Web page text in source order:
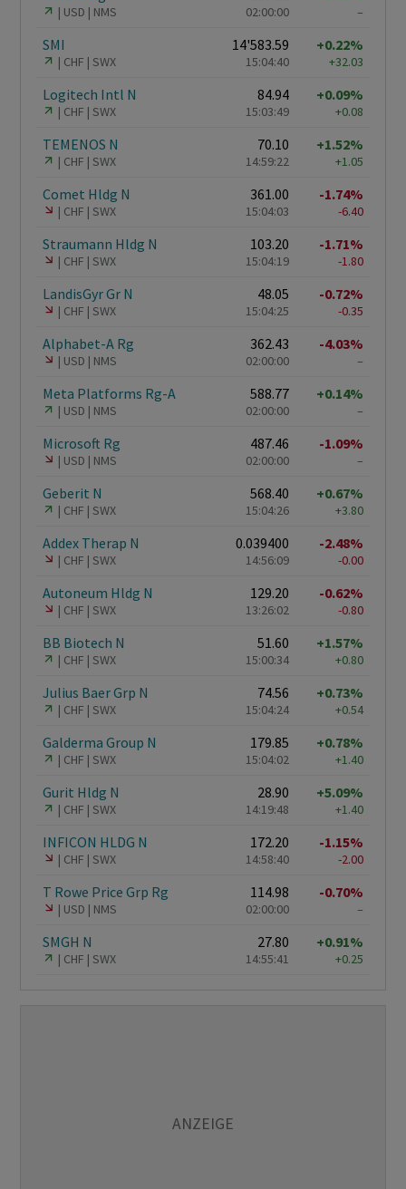
USD NMS 02:00:00 –
SMI
CHF SWX
14'583.59
15:04:40
+0.22%
+32.03
Logitech Intl N
CHF SWX
84.94
15:03:49
+0.09%
+0.08
TEMENOS N
CHF SWX
70.10
14:59:22
+1.52%
+1.05
Comet Hldg N
CHF SWX
361.00
15:04:03
-1.74%
-6.40
Straumann Hldg N
CHF SWX
103.20
15:04:19
-1.71%
-1.80
LandisGyr Gr N
CHF SWX
48.05
15:04:25
-0.72%
-0.35
Alphabet-A Rg
USD NMS
362.43
02:00:00
-4.03%
–
Meta Platforms Rg-A
USD NMS
588.77
02:00:00
+0.14%
–
Microsoft Rg
USD NMS
487.46
02:00:00
-1.09%
–
Geberit N
CHF SWX
568.40
15:04:26
+0.67%
+3.80
Addex Therap N
CHF SWX
0.039400
14:56:09
-2.48%
-0.00
Autoneum Hldg N
CHF SWX
129.20
13:26:02
-0.62%
-0.80
BB Biotech N
CHF SWX
51.60
15:00:34
+1.57%
+0.80
Julius Baer Grp N
CHF SWX
74.56
15:04:24
+0.73%
+0.54
Galderma Group N
CHF SWX
179.85
15:04:02
+0.78%
+1.40
Gurit Hldg N
CHF SWX
28.90
14:19:48
+5.09%
+1.40
INFICON HLDG N
CHF SWX
172.20
14:58:40
-1.15%
-2.00
T Rowe Price Grp Rg
USD NMS
114.98
02:00:00
-0.70%
–
SMGH N
CHF SWX
27.80
14:55:41
+0.91%
+0.25